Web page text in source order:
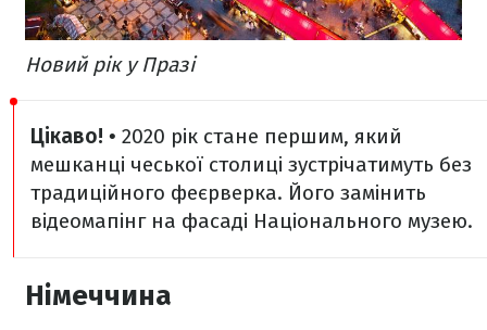
Новий рік у Празі
Цікаво! • 2020 рік стане першим, який
мешканці чеської столиці зустрічатимуть без
традиційного феєрверка. Його замінить
відеомапінг на фасаді Національного музею.
Німеччина